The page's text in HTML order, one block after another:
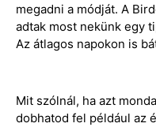
megadni a módját. A
adtak most nekünk egy
Az átlagos napokon is
Mit szólnál, ha azt
dobhatod fel például az